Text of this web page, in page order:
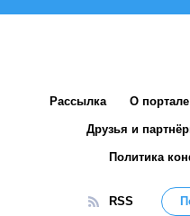
Рассылка О портале
Друзья и
Политика
RSS